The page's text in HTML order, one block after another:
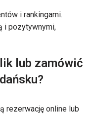
i rankingami.
i pozytywnymi,
lub zamówić
rezerwację online lub